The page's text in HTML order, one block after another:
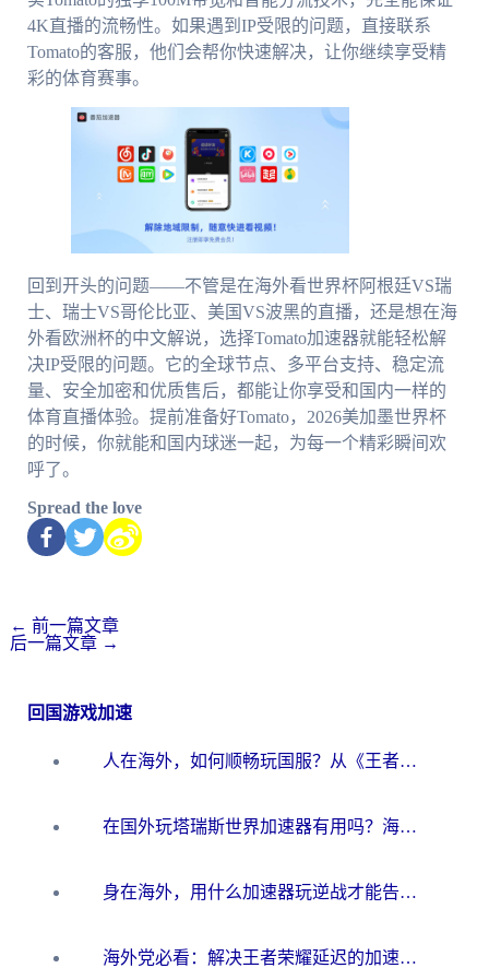
4K直播的流畅性。如果遇到IP受限的问题，直接联系
Tomato的客服，他们会帮你快速解决，让你继续享受精
彩的体育赛事。
回到开头的问题——不管是在海外看世界杯阿根廷VS瑞
士、瑞士VS哥伦比亚、美国VS波黑的直播，还是想在海
外看欧洲杯的中文解说，选择Tomato加速器就能轻松解
决IP受限的问题。它的全球节点、多平台支持、稳定流
量、安全加密和优质售后，都能让你享受和国内一样的
体育直播体验。提前准备好Tomato，2026美加墨世界杯
的时候，你就能和国内球迷一起，为每一个精彩瞬间欢
呼了。
Spread the love
← 前一篇文章
后一篇文章 →
回国游戏加速
人在海外，如何顺畅玩国服？从《王者荣耀》到《云图计划》的加速器终极指南
在国外玩塔瑞斯世界加速器有用吗？海外玩家亲测后的真实答案
身在海外，用什么加速器玩逆战才能告别延迟？
海外党必看：解决王者荣耀延迟的加速器终极指南——从EVE到猫和老鼠，一个工具全搞定